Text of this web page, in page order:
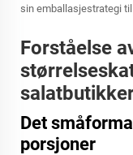
sin emballasjestrategi
Forståelse
Det
porsjoner